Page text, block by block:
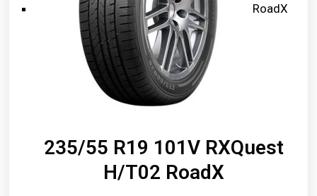
RoadX
235/55 R19 101V RXQuest
H/T02 RoadX